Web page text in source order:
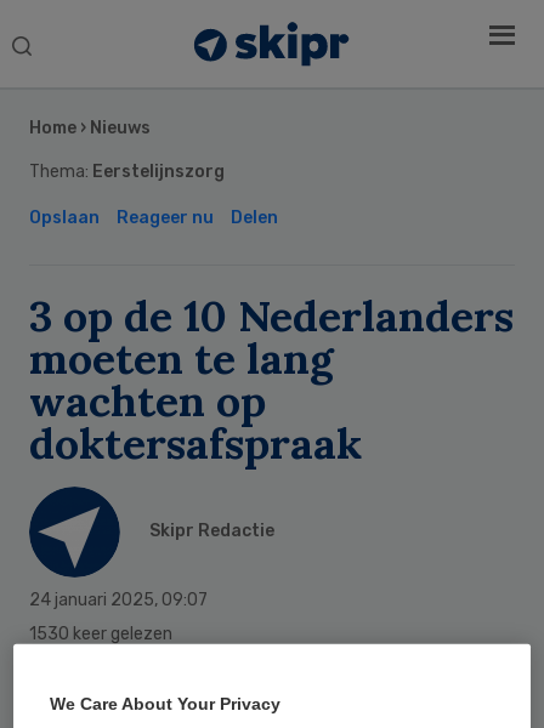
Search
Home › Nieuws
Thema: Eerstelijnszorg
Opslaan Reageer nu Delen
3 op de 10 Nederlanders
moeten te lang
wachten op
doktersafspraak
Skipr Redactie
24 januari 2025, 09:07
1530 keer gelezen
Sidebar
We Care About Your Privacy